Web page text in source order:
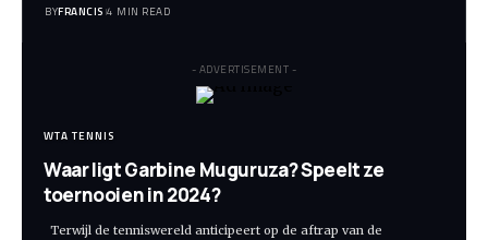
BYFRANCIS 4 MIN READ
- ADVERTISEMENT -
WTA TENNIS
Waar ligt Garbine Muguruza? Speelt ze
toernooien in 2024?
Terwijl de tenniswereld anticipeert op de aftrap van de